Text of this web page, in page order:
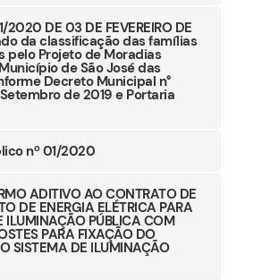
2020 DE 03 DE FEVEREIRO DE
da classificação das famílias
pelo Projeto de Moradias
de São José das
Decreto Municipal n°
de 2019 e Portaria
nº 01/2020
ADITIVO AO CONTRATO DE
DE ENERGIA ELÉTRICA PARA
ILUMINAÇÃO PÚBLICA COM
PARA FIXAÇÃO DO
SISTEMA DE ILUMINAÇÃO